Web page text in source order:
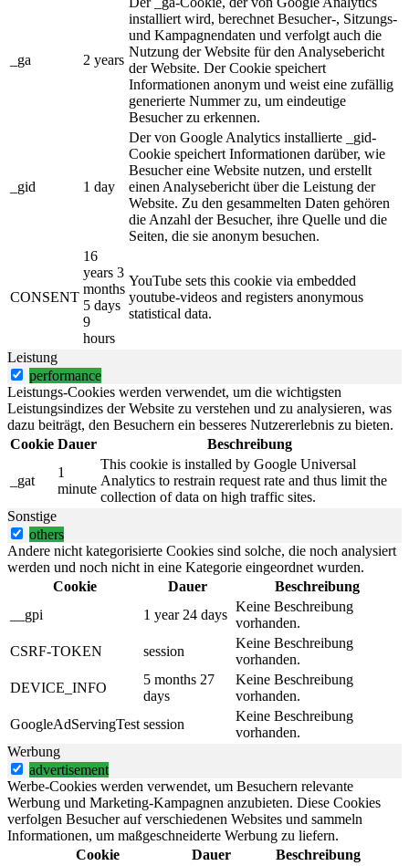
_ga 2 years
installiert wird, berechnet Besucher-, Sitzungs-
und Kampagnendaten und verfolgt auch die
Nutzung der Website für den Analysebericht
der Website. Der Cookie speichert
Informationen anonym und weist eine zufällig
generierte Nummer zu, um eindeutige
Besucher zu erkennen.
_gid 1 day
Der von Google Analytics installierte _gid-
Cookie speichert Informationen darüber, wie
Besucher eine Website nutzen, und erstellt
einen Analysebericht über die Leistung der
Website. Zu den gesammelten Daten gehören
die Anzahl der Besucher, ihre Quelle und die
Seiten, die sie anonym besuchen.
CONSENT
16
years 3
months
5 days
9
hours
YouTube sets this cookie via embedded
youtube-videos and registers anonymous
statistical data.
Leistung
performance
Leistungs-Cookies werden verwendet, um die wichtigsten
Leistungsindizes der Website zu verstehen und zu analysieren, was
dazu beiträgt, den Besuchern ein besseres Nutzererlebnis zu bieten.
Cookie Dauer Beschreibung
_gat
1
minute
This cookie is installed by Google Universal
Analytics to restrain request rate and thus limit the
collection of data on high traffic sites.
Sonstige
others
Andere nicht kategorisierte Cookies sind solche, die noch analysiert
werden und noch nicht in eine Kategorie eingeordnet wurden.
Cookie
Dauer
Beschreibung
__gpi
1 year 24 days
Keine Beschreibung
vorhanden.
CSRF-TOKEN
session
Keine Beschreibung
vorhanden.
DEVICE_INFO
5 months 27
days
Keine Beschreibung
vorhanden.
GoogleAdServingTest session
Keine Beschreibung
vorhanden.
Werbung
advertisement
Werbe-Cookies werden verwendet, um Besuchern relevante
Werbung und Marketing-Kampagnen anzubieten. Diese Cookies
verfolgen Besucher auf verschiedenen Websites und sammeln
Informationen, um maßgeschneiderte Werbung zu liefern.
Cookie
Dauer Beschreibung